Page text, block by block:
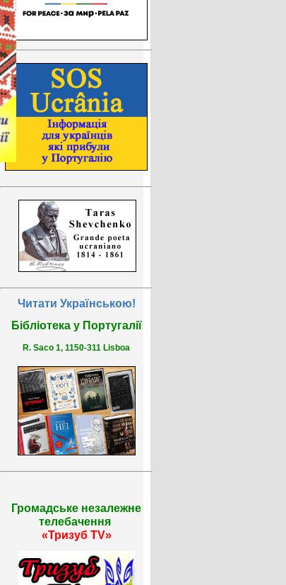
Читати Українською!
Бібліотека у Португалії
R. Saco 1, 1150-311 Lisboa
Громадське незалежне
телебачення
«Тризуб TV»